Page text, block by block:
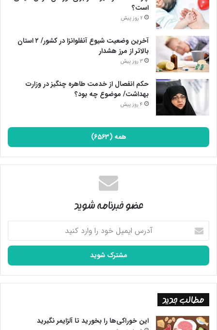
نسل‌کشی اسرائیل در مراکز کشورهای اروپایی، خاورمیانه، آمریکا و…
برگزار می‌شود و نفرت عمومی نسبت به جنایات اسرائیل در حال افزایش
است. همه اینها علت‌هایی هستند که حماس و گروه‌های مقاومت
دست برتر در این جنگ دارند و ان‌شاءالله ختم به پیروزی مقاومت
خواهد شد.
پایان پیام/
است؟
2 روز پیش
آخرین وضعیت شیوع آنفلوانزا در کشور/ ۲ استان
بالاتر از مرز هشدار
3 روز پیش
حکم انفصال از خدمت طاهره چنگیز در وزارت
بهداشت/ موضوع چه بود؟
4 روز پیش
همه (6563)
عضو خبرنامه شوید
آدرس
ایمیل
خود
وارد
کنید
مطالب جدید
این خوراکی‌ها را بخورید تا آلزایمر نگیرید